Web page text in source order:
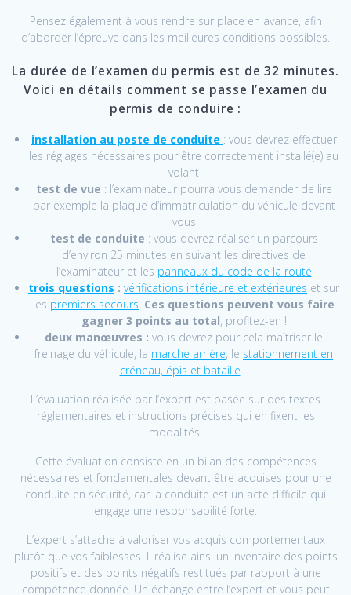
Pensez également à vous rendre sur place en avance, afin
d’aborder l’épreuve dans les meilleures conditions possibles.
La durée de l’examen du permis est de 32 minutes.
Voici en détails comment se passe l’examen du
permis de conduire :
installation au poste de conduite : vous devrez effectuer
les réglages nécessaires pour être correctement installé(e) au
volant
test de vue : l’examinateur pourra vous demander de lire
par exemple la plaque d’immatriculation du véhicule devant
vous
test de conduite : vous devrez réaliser un parcours
d’environ 25 minutes en suivant les directives de
l’examinateur et les panneaux du code de la route
trois questions : vérifications intérieure et extérieures et sur
les premiers secours. Ces questions peuvent vous faire
gagner 3 points au total, profitez-en !
deux manœuvres : vous devrez pour cela maîtriser le
freinage du véhicule, la marche arrière, le stationnement en
créneau, épis et bataille…
L’évaluation réalisée par l’expert est basée sur des textes
réglementaires et instructions précises qui en fixent les
modalités.
Cette évaluation consiste en un bilan des compétences
nécessaires et fondamentales devant être acquises pour une
conduite en sécurité, car la conduite est un acte difficile qui
engage une responsabilité forte.
L’expert s’attache à valoriser vos acquis comportementaux
plutôt que vos faiblesses. Il réalise ainsi un inventaire des points
positifs et des points négatifs restitués par rapport à une
compétence donnée. Un échange entre l’expert et vous peut